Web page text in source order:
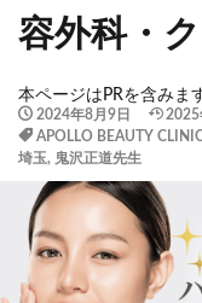
容外科・
本ページはPRを含みま
2024年8月9日 2025
APOLLO BEAUTY
埼玉, 鬼沢正道先生